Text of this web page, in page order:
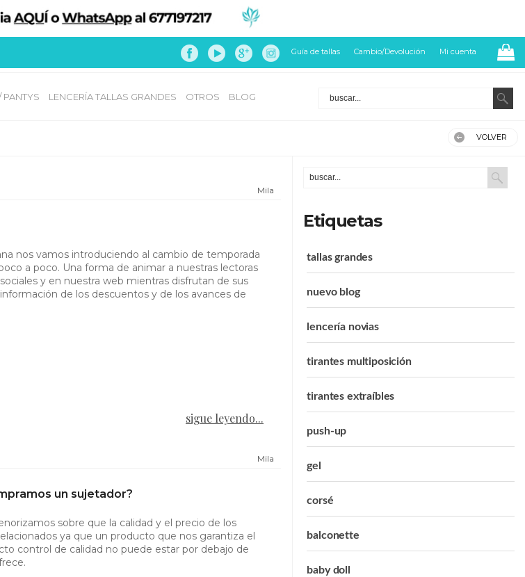
Guía de tallas Cambio/Devolución Mi cuenta
PANTYS LENCERÍA TALLAS GRANDES OTROS BLOG
VOLVER
Mila
nos vamos introduciendo al cambio de temporada
a poco. Una forma de animar a nuestras lectoras
y en nuestra web mientras disfrutan de sus
de los descuentos y de los avances de
sigue leyendo...
Mila
un sujetador?
sobre que la calidad y el precio de los
ya que un producto que nos garantiza el
control de calidad no puede estar por debajo de
Etiquetas
tallas grandes
nuevo blog
lencería novias
tirantes multiposición
tirantes extraíbles
push-up
gel
corsé
balconette
baby doll